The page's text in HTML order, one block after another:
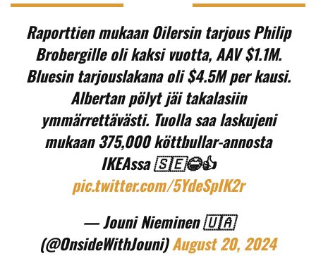
Raporttien mukaan Oilersin tarjous Philip
Brobergille oli kaksi vuotta, AAV $1.1M.
Bluesin tarjouslakana oli $4.5M per kausi.
Albertan pölyt jäi takalasiin
ymmärrettävästi. Tuolla saa laskujeni
mukaan 375,000 köttbullar-annosta
IKEAssa 🇸🇪😂👍
pic.twitter.com/5YdeSpIK2r
— Jouni Nieminen 🇺🇦
(@OnsideWithJouni)August 20, 2024